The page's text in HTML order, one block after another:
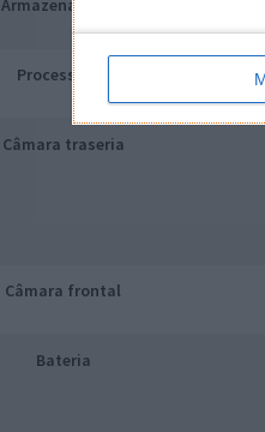
Armazenamento
Processador
Câmara traseria
Câmara frontal
Bateria